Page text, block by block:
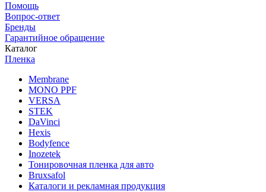
Помощь
Вопрос-ответ
Бренды
Гарантийное обращение
Каталог
Пленка
Membrane
MONO PPF
VERSA
STEK
DaVinci
Hexis
Bodyfence
Inozetek
Тонировочная пленка для авто
Bruxsafol
Каталоги и рекламная продукция